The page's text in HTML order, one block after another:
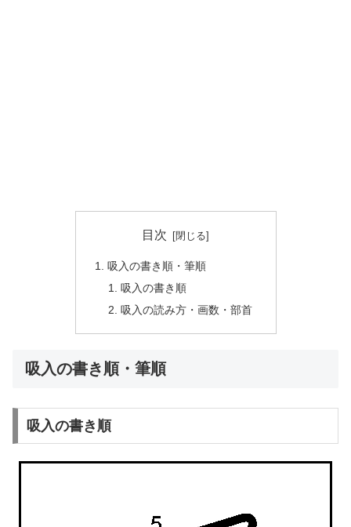
目次
吸入の書き順・筆順
吸入の書き順
吸入の読み方・画数・部首
吸入の書き順・筆順
吸入の書き順